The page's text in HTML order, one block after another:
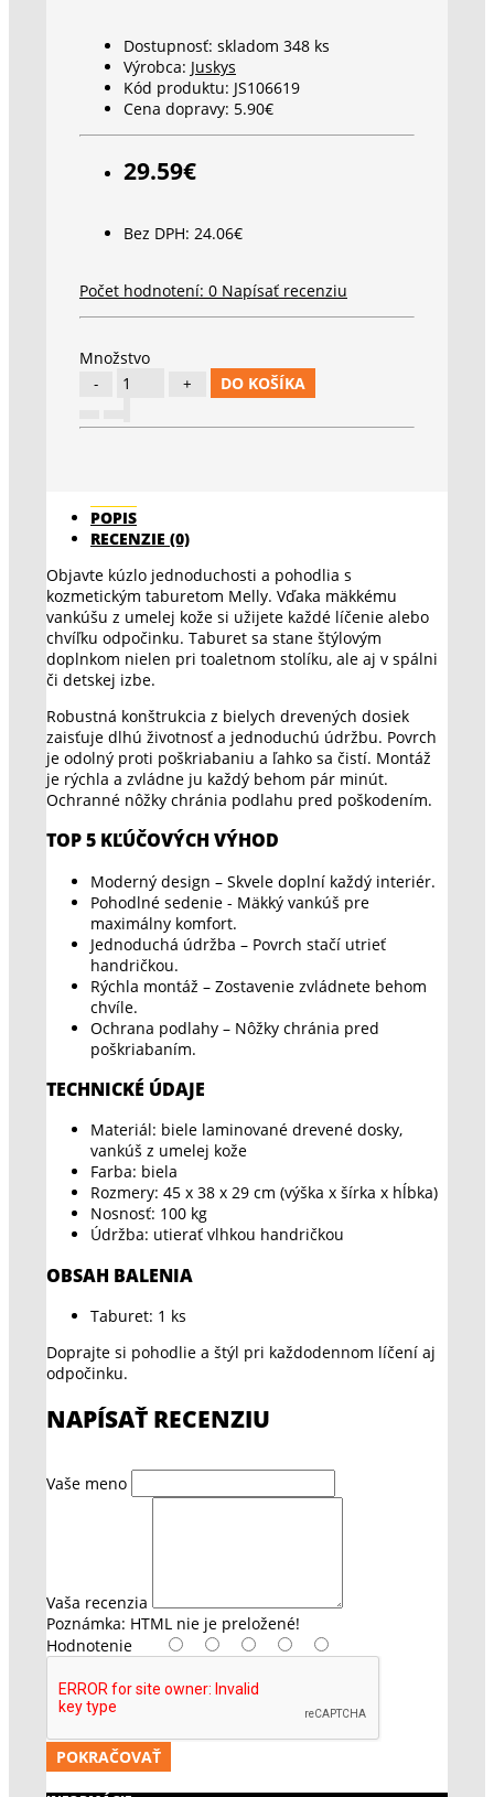
Dostupnosť: skladom 348 ks
Výrobca: Juskys
Kód produktu: JS106619
Cena dopravy: 5.90€
29.59€
Bez DPH: 24.06€
Počet hodnotení: 0 Napísať recenziu
Množstvo
DO KOŠÍKA
POPIS
RECENZIE (0)
Objavte kúzlo jednoduchosti a pohodlia s
kozmetickým taburetom Melly. Vďaka mäkkému
vankúšu z umelej kože si užijete každé líčenie alebo
chvíľku odpočinku. Taburet sa stane štýlovým
doplnkom nielen pri toaletnom stolíku, ale aj v spálni
či detskej izbe.
Robustná konštrukcia z bielych drevených dosiek
zaisťuje dlhú životnosť a jednoduchú údržbu. Povrch
je odolný proti poškriabaniu a ľahko sa čistí. Montáž
je rýchla a zvládne ju každý behom pár minút.
Ochranné nôžky chránia podlahu pred poškodením.
TOP 5 KĽÚČOVÝCH VÝHOD
Moderný design – Skvele doplní každý interiér.
Pohodlné sedenie - Mäkký vankúš pre
maximálny komfort.
Jednoduchá údržba – Povrch stačí utrieť
handričkou.
Rýchla montáž – Zostavenie zvládnete behom
chvíle.
Ochrana podlahy – Nôžky chránia pred
poškriabaním.
TECHNICKÉ ÚDAJE
Materiál: biele laminované drevené dosky,
vankúš z umelej kože
Farba: biela
Rozmery: 45 x 38 x 29 cm (výška x šírka x hĺbka)
Nosnosť: 100 kg
Údržba: utierať vlhkou handričkou
OBSAH BALENIA
Taburet: 1 ks
Doprajte si pohodlie a štýl pri každodennom líčení aj
odpočinku.
NAPÍSAŤ RECENZIU
Vaše meno
Vaša recenzia
Poznámka: HTML nie je preložené!
Hodnotenie
POKRAČOVAŤ